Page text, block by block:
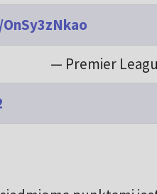
— Premier